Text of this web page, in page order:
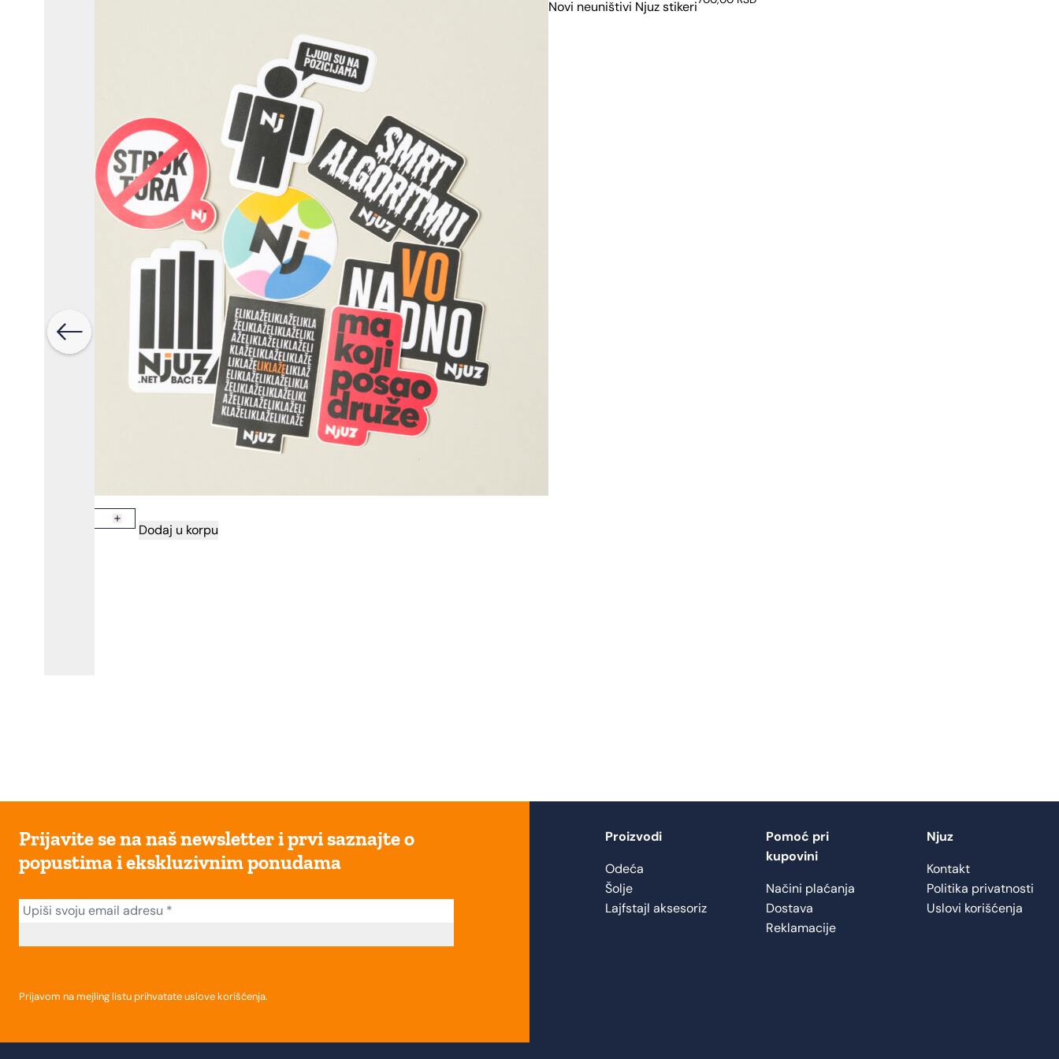
Novi neuništivi Njuz stikeri količina
Dodaj u korpu
Novi neuništivi Njuz stikeri
Prijavite se na naš newsletter i prvi saznajte o
popustima i ekskluzivnim ponudama
Prijavom na mejling listu prihvatateuslove korišćenja.
Proizvodi
Odeća
Šolje
Lajfstajl aksesoriz
Pomoć pri
kupovini
Načini plaćanja
Dostava
Reklamacije
Njuz
Kontakt
Politika privatnosti
Uslovi korišćenja